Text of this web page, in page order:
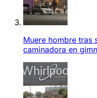
Muere hombre tras
caminadora en